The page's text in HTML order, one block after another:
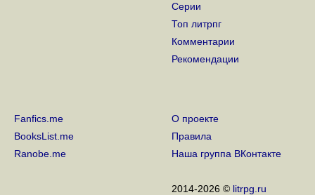
Серии
Топ литрпг
Комментарии
Рекомендации
Fanfics.me
BooksList.me
Ranobe.me
О проекте
Правила
Наша группа ВКонтакте
2014-2026 © litrpg.ru